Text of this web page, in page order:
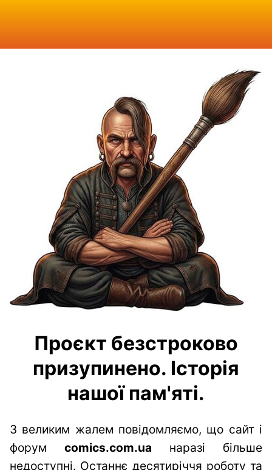
Проєкт безстроково
призупинено. Історія
нашої пам'яті.
З великим жалем повідомляємо, що сайт і
форум comics.com.ua наразі більше
недоступні. Останнє десятиріччя роботу та